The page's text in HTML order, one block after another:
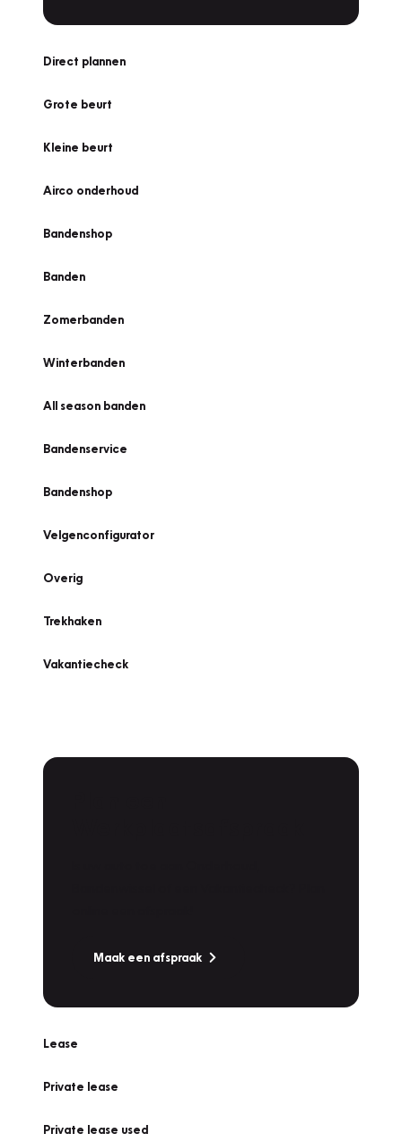
Direct plannen
Grote beurt
Kleine beurt
Airco onderhoud
Bandenshop
Banden
Zomerbanden
Winterbanden
All season banden
Bandenservice
Bandenshop
Velgenconfigurator
Overig
Trekhaken
Vakantiecheck
Maak een afspraak
Lease
Private lease
Private lease used